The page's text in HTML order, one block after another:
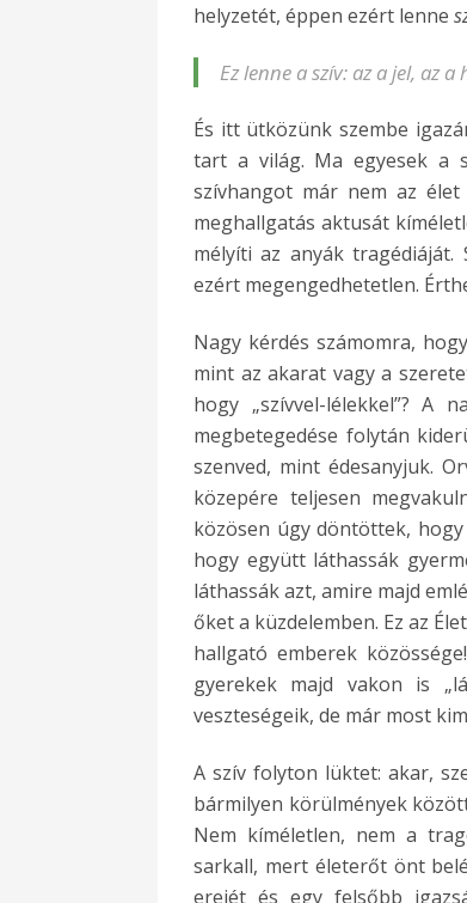
helyzetét, éppen ezért lenne
Ez lenne a szív: az a jel, az
És itt ütközünk szembe
tart a világ. Ma egyesek a
szívhangot már nem az
meghallgatás aktusát
mélyíti az anyák tragédiáját.
ezért megengedhetetlen.
Nagy kérdés számomra,
mint az akarat vagy a
hogy „szívvel-lélekkel”? A
megbetegedése folytán
szenved, mint édesanyjuk.
közepére teljesen
közösen úgy döntöttek,
hogy együtt láthassák
láthassák azt, amire majd
őket a küzdelemben. Ez az
hallgató emberek
gyerekek majd vakon is
veszteségeik, de már most
A szív folyton lüktet: akar,
bármilyen körülmények
Nem kíméletlen, nem a
sarkall, mert életerőt önt
erejét és egy felsőbb